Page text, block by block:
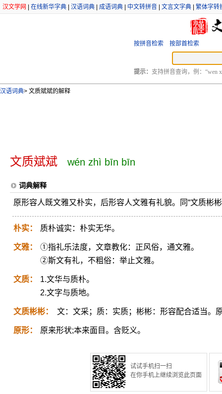
汉文学网 在线新华字典 汉语词典 成语词典 中文转拼音 文言文字典 繁体字转
按拼音检索 按部首检索
提示： 支持拼音查询，例：“wen
汉语词典> 文质斌斌的解释
文质斌斌 wén zhì bīn bīn
词典解释
原形容人既文雅又朴实，后形容人文雅有礼貌。同“文质彬彬
朴实： 质朴诚实：朴实无华。
文雅：
①指礼乐法度，文章教化：正风俗，通文雅。
②斯文有礼，不粗俗：举止文雅。
文质：
1.文华与质朴。
2.文字与质地。
文质彬彬： 文：文采；质：实质；彬彬：形容配合适当。
原形： 原来形状;本来面目。含贬义。
试试手机扫一扫
在你手机上继续浏览此页面